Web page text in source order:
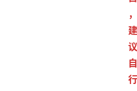
，
建
议
自
行